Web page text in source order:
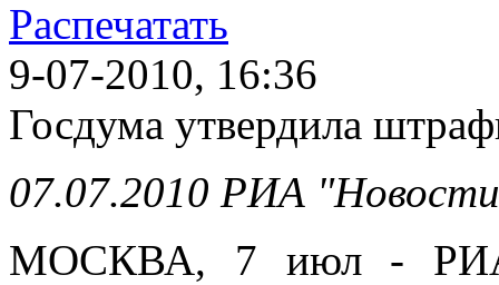
9-07-2010, 16:36
Госдума утвердила
07.07.2010 РИА
МОСКВА, 7 июл - РИА